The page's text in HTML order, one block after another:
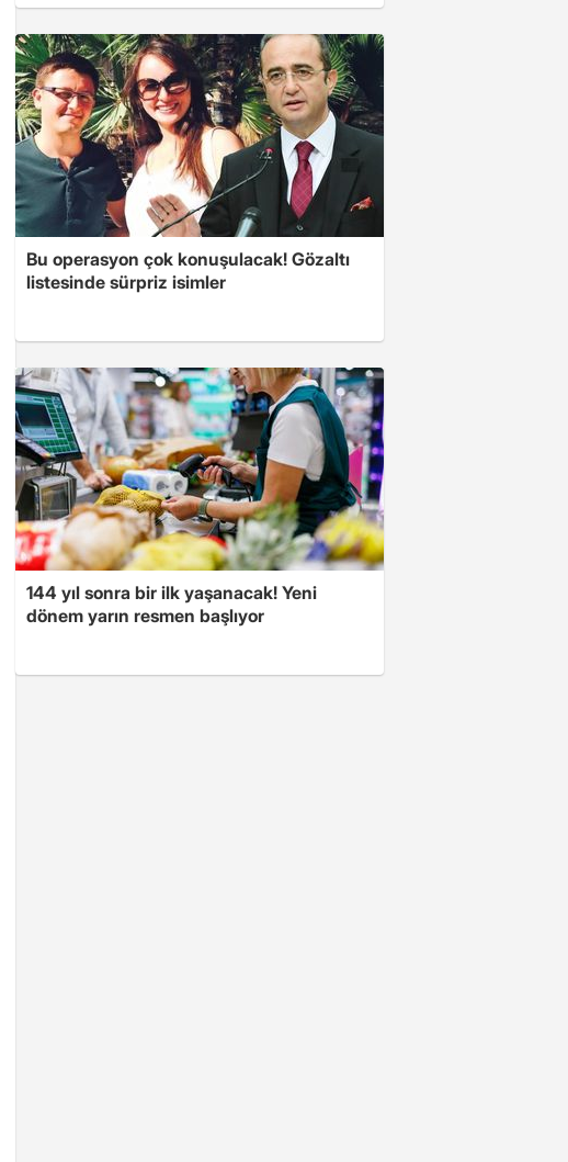
Bu operasyon çok konuşulacak! Gözaltı
listesinde sürpriz isimler
144 yıl sonra bir ilk yaşanacak! Yeni
dönem yarın resmen başlıyor